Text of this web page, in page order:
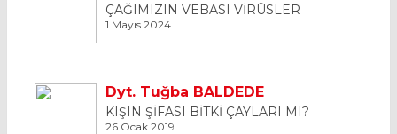
ÇAĞIMIZIN VEBASI VİRÜSLER
1 Mayıs 2024
Dyt. Tuğba BALDEDE
KIŞIN ŞİFASI BİTKİ ÇAYLARI MI?
26 Ocak 2019